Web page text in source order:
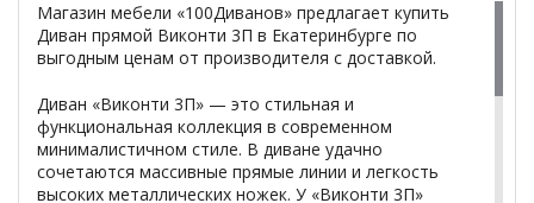
Магазин мебели «100Диванов» предлагает купить
Диван прямой Виконти 3П в Екатеринбурге по
выгодным ценам от производителя с доставкой.
Диван «Виконти 3П» — это стильная и
функциональная коллекция в современном
минималистичном стиле. В диване удачно
сочетаются массивные прямые линии и легкость
высоких металлических ножек. У «Виконти 3П»